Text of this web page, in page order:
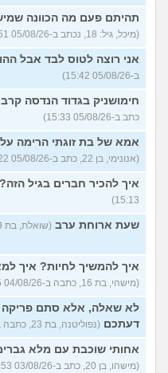
לא יודע מה לעשות יותר עם
המשפחה שלי (יורם, בן 23)
בן 10 לא רוצה שאנחנו
נהיה נוכחים במסיבת סיום
הכיתה
(גורי, בן 42)
מה הסוד הזה שגורם לריח
הטוב להשאר בבגד לאורך
???
(מתלמדת, בת 50)
איך לומר להורים שאני רוצה
להיות חילוני?
(אהרן, בן 17)
עוד
תהיתם פעם מה הכוונה
(מיכל, גיל: 18, נכתב ב-05/08/26 15:51)
אני רוצה לטוס לבד אבל
ב-05/08/26 15:42)
חימושניק בגדוד הנדסה קרבית
כתב ב-05/08/26 15:33)
אמא של בת זוגתי הרימה
(אנונימי, בן 22, כתב ב-05/08/26 15:22)
איך להכיר חברים בגיל הזה?
15:13)
שעת ארוחת ערב (שואלת, בת 19, כתבה ב-04/08/26 13:14)
איך להמשיך לחיות? איך
(מישהי, בת 16, כתבה ב-04/08/26 13:05)
לא שאלה, אלא סתם פריקה
דעתכם (נפוליטנה, בת 23, כתבה ב-03/08/26 18:04)
אחותי שוכבת עם מלא
(מישהו, בן 20, כתב ב-03/08/26 17:53)